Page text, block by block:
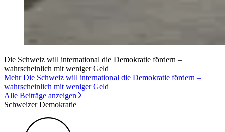
Die Schweiz will international die Demokratie fördern –
wahrscheinlich mit weniger Geld
Mehr Die Schweiz will international die Demokratie fördern –
wahrscheinlich mit weniger Geld
Alle Beiträge anzeigen
Schweizer Demokratie